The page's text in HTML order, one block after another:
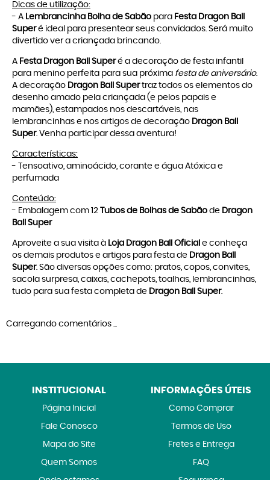
Dicas de utilização:
- A Lembrancinha Bolha de Sabão para Festa Dragon Ball
Superé ideal para presentear seus convidados. Será muito
divertido ver a criançada brincando.
A Festa Dragon Ball Superé a decoração de festa infantil
para menino perfeita para sua próxima festa de aniversário.
A decoração Dragon Ball Supertraz todos os elementos do
desenho amado pela criançada (e pelos papais e
mamães), estampados nos descartáveis, nas
lembrancinhas e nos artigos de decoração Dragon Ball
Super. Venha participar dessa aventura!
Características:
- Tensoativo, aminoácido, corante e água Atóxica e
perfumada
Conteúdo:
- Embalagem com 12
Tubos de Bolhas de Sabão de Dragon
Ball Super
Aproveite a sua visita à Loja Dragon Ball Oficial e conheça
os demais produtos e artigos para festa de Dragon Ball
Super. São diversas opções como: pratos, copos, convites,
sacola surpresa, caixas, cachepots, toalhas, lembrancinhas,
tudo para sua festa completa de Dragon Ball Super.
Carregando comentários ...
INSTITUCIONAL
Página Inicial
Fale Conosco
Mapa do Site
Quem Somos
INFORMAÇÕES ÚTEIS
Como Comprar
Termos de Uso
Fretes e Entrega
FAQ